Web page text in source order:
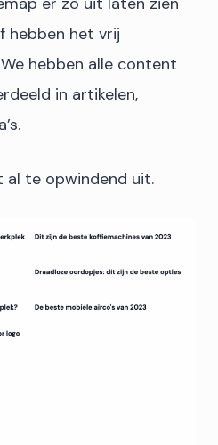
hebben het vrij
hebben alle content
in artikelen,
al te opwindend uit.